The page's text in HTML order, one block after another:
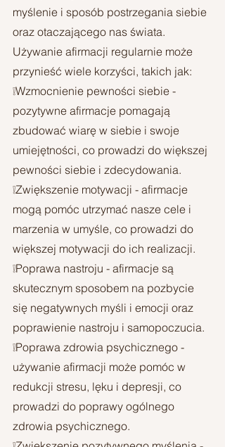
myślenie i sposób postrzegania siebie
oraz otaczającego nas świata.
Używanie afirmacji regularnie może
przynieść wiele korzyści, takich jak:
❕Wzmocnienie pewności siebie -
pozytywne afirmacje pomagają
zbudować wiarę w siebie i swoje
umiejętności, co prowadzi do większej
pewności siebie i zdecydowania.
❕Zwiększenie motywacji - afirmacje
mogą pomóc utrzymać nasze cele i
marzenia w umyśle, co prowadzi do
większej motywacji do ich realizacji.
❕Poprawa nastroju - afirmacje są
skutecznym sposobem na pozbycie
się negatywnych myśli i emocji oraz
poprawienie nastroju i samopoczucia.
❕Poprawa zdrowia psychicznego -
używanie afirmacji może pomóc w
redukcji stresu, lęku i depresji, co
prowadzi do poprawy ogólnego
zdrowia psychicznego.